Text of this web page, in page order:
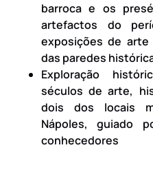
barroca e os
artefactos do
exposições de arte
das paredes
Exploração
séculos de arte,
dois dos locais
Nápoles, guiado
conhecedores